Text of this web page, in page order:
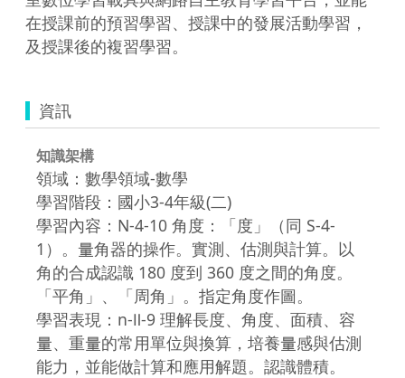
在授課前的預習學習、授課中的發展活動學習，
及授課後的複習學習。
資訊
知識架構
領域：數學領域-數學
學習階段：國小3-4年級(二)
學習內容：N-4-10 角度：「度」（同 S-4-
1）。量角器的操作。實測、估測與計算。以
角的合成認識 180 度到 360 度之間的角度。
「平角」、「周角」。指定角度作圖。
學習表現：n-Ⅱ-9 理解長度、角度、面積、容
量、重量的常用單位與換算，培養量感與估測
能力，並能做計算和應用解題。認識體積。